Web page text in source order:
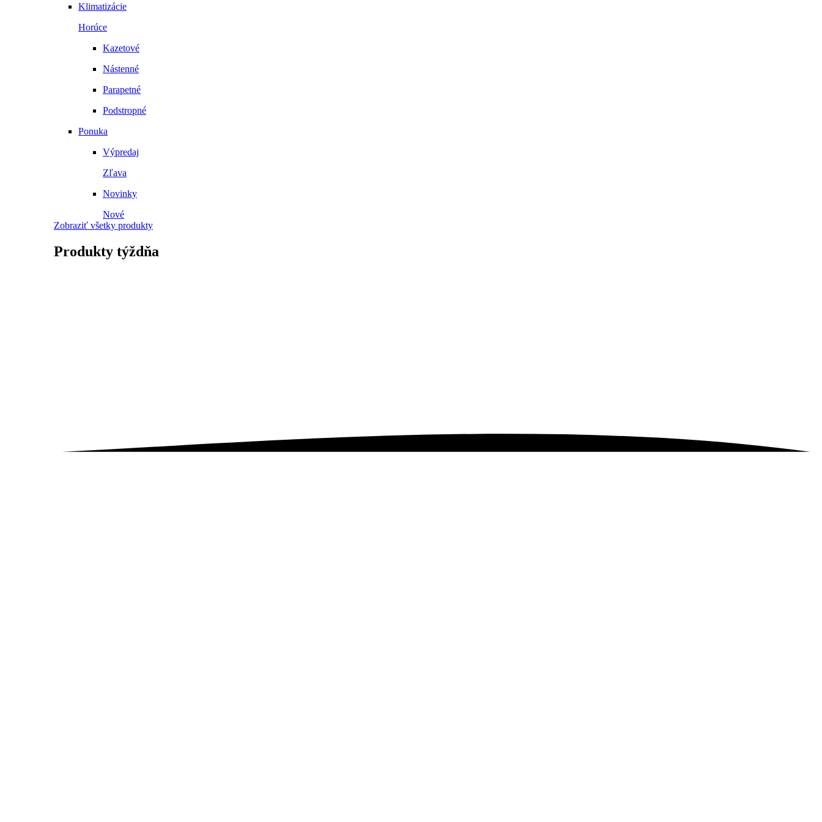
Klimatizácie
Horúce
Kazetové
Nástenné
Parapetné
Podstropné
Ponuka
Výpredaj
Zľava
Novinky
Nové
Zobraziť všetky produkty
Produkty týždňa